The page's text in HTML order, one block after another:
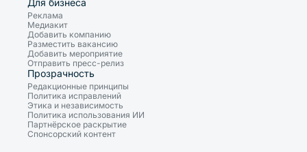
Для бизнеса
Реклама
Медиакит
Добавить компанию
Разместить вакансию
Добавить мероприятие
Отправить пресс-релиз
Прозрачность
Редакционные принципы
Политика исправлений
Этика и независимость
Политика использования ИИ
Партнёрское раскрытие
Спонсорский контент